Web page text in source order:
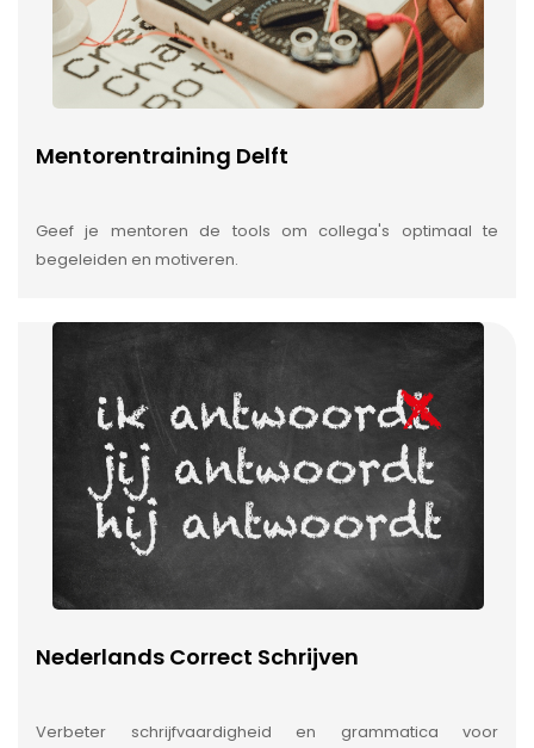
Mentorentraining Delft
Geef je mentoren de tools om collega's optimaal te
begeleiden en motiveren.
Nederlands Correct Schrijven
Verbeter schrijfvaardigheid en grammatica voor